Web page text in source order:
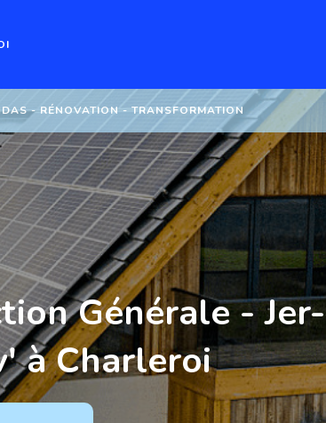
- RÉNOVATION - TRANSFORMATION
Générale - Jer-
à Charleroi